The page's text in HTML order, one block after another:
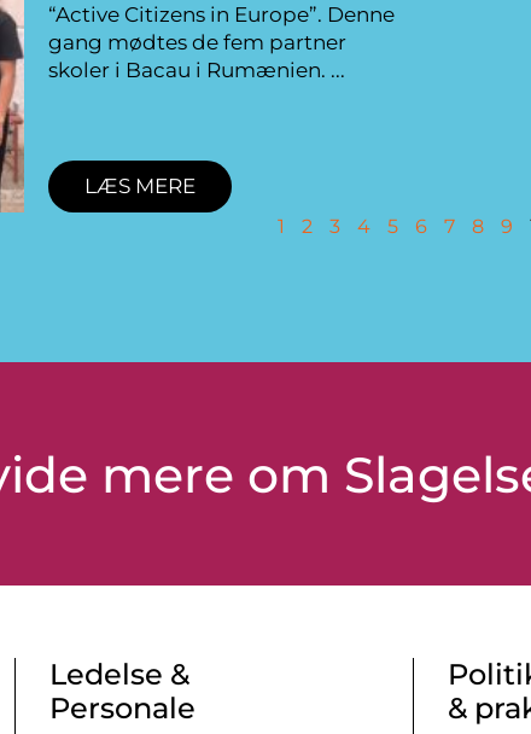
“Active Citizens in Europe”. Denne
gang mødtes de fem partner
skoler i Bacau i Rumænien.
LÆS MERE
1 2 3 4 5 6 7 8 9
mere om
Ledelse &
Personale
&